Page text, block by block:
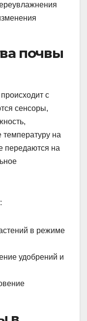
почвы
с
сенсоры,
на
передаются на
в режиме
удобрений и